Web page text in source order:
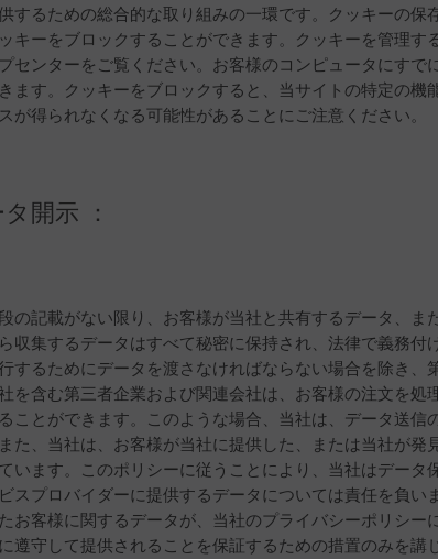
するための総合的な取り組みの一環です。クッキーの保
キーをブロックすることができます。クッキーを管理す
センターをご覧ください。お客様のコンピュータにすで
ます。クッキーをブロックすると、当サイトの特定の機
が得られなくなる可能性があることにご注意ください。
開示 ：
の記載がない限り、お客様が当社と共有するデータ、ま
収集するデータはすべて秘密に保持され、法律で義務付
するためにデータを渡さなければならない場合を除き、
を含む第三者企業および関連会社は、お客様の注文を処
ことができます。このような場合、当社は、データ送信
た、当社は、お客様が当社に提供した、または当社が発
います。このポリシーに従うことにより、当社はデータ
スプロバイダーに提供するデータについては責任を負い
お客様に関するデータが、当社のプライバシーポリシー
遵守して提供されることを保証するための措置のみを講じ